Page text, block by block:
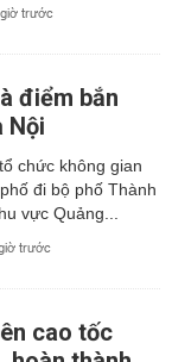
trước
điểm bắn
Nội
chức không gian
đi bộ phố Thành
vực Quảng...
trước
cao tốc